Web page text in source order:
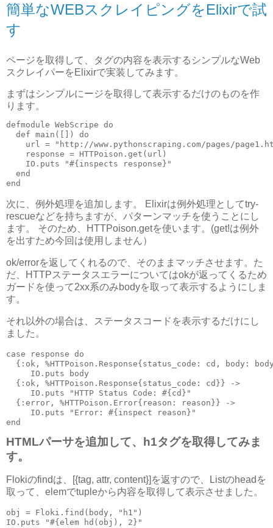
簡単なWEBスクレイピングをElixirで試
す
ページを取得して、タグの内容を表示するシンプルなWeb
スクレイパーをElixirで実装してみます。
まずはシンプルにージを取得して表示するだけのものを作
ります。
defmodule WebScripe do
def main([]) do
url = " http://www.pythonscraping.com/pages/
response = HTTPoison.get(url)
IO.puts "#{inspects response}"
end
end
次に、例外処理を追加します。 Elixirは例外処理としてtry-
rescueなどを持ちますが、パターンマッチを使うことにし
ます。 そのため、HTTPoison.getを使います。(get!は例外
を出すため今回は使用しません）
ok/errorを返してくれるので、そのままマッチさせます。た
だ、HTTPステータスエラーについてはokが返ってくるため
ガードを使って2xx系のみbodyを取って表示するようにしま
す。
それ以外の場合は、ステータスコードを表示するだけにし
ました。
case response do
{:ok, %HTTPoison.Response{status_code: cd, body:
IO.puts body
{:ok, %HTTPoison.Response{status_code: cd}} ->
IO.puts "HTTP Status Code: #{cd}"
{:error, %HTTPoison.Error{reason: reason}} ->
IO.puts "Error: #{inspect reason}"
end
HTMLパーサを追加して、h1タグを取得してみま
す。
Flokiのfindは、[{tag, attr, content}]を返すので、Listのheadを
取って、elemでtupleから内容を取得して表示させました。
obj = Floki.find(body, "h1")
IO.puts "#{elem hd(obj), 2}"